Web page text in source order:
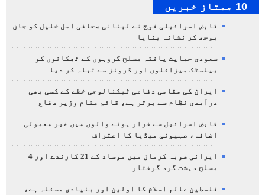
10 ممتاز خبریں
قابض اسرائیلی فوج نے لبنانی صحافی امل خلیل کو جان
بوجھ کر نشانہ بنایا
سعودی حمایت یافتہ مسلح گروہوں کے ٹھکانوں کو
بیلسٹک میزائلوں اور ڈرونز سے تباہ کر دیا
ایران کی مقامی دفاعی ٹیکنالوجی خطے کے کسی بھی
درآمدی نظام سے برتر ہے، قائم مقام وزیر دفاع
قابض اسرائیل سے فرار ہونے والوں میں غیر معمولی
اضافہ، صہیونی میڈیا کا اعتراف
ایرانی صوبہ کرمان میں موساد کے 21 کارندے اور 4
مسلح دہشت گرد گرفتار
فلسطین عالم اسلام کا اولین اور بنیادی مسئلہ ہے،